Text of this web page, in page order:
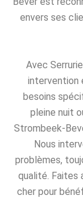
envers ses
Avec
intervention
besoins
pleine nuit
Strombeek-
Nous
problèmes,
qualité. Faites
cher pour